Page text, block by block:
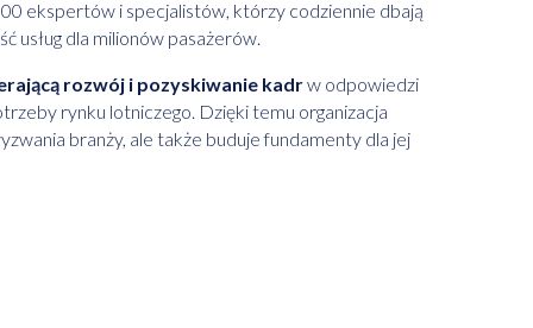
ekspertów i specjalistów, którzy codziennie dbają
usług dla milionów pasażerów.
rozwój i pozyskiwanie kadrw odpowiedzi
rynku lotniczego. Dzięki temu organizacja
branży, ale także buduje fundamenty dla jej